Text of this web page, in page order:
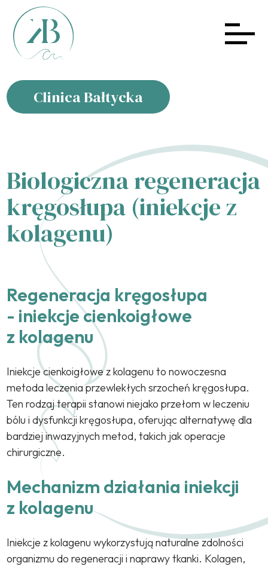
Clinica Bałtycka
Biologiczna regeneracja
kręgosłupa (iniekcje z
kolagenu)
Regeneracja kręgosłupa
- iniekcje cienkoigłowe
z kolagenu
Iniekcje cienkoigłowe z kolagenu to nowoczesna
metoda leczenia przewlekłych srzocheń kręgosłupa.
Ten rodzaj terapii stanowi niejako przełom w leczeniu
bólu i dysfunkcji kręgosłupa, oferując alternatywę dla
bardziej inwazyjnych metod, takich jak operacje
chirurgiczne.
Mechanizm działania iniekcji
z kolagenu
Iniekcje z kolagenu wykorzystują naturalne zdolności
organizmu do regeneracji i naprawy tkanki. Kolagen,